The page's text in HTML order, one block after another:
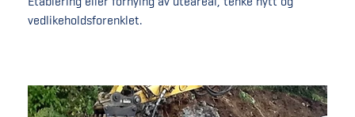
vedlikeholdsforenklet.